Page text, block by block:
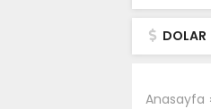
DOLAR
Anasayfa